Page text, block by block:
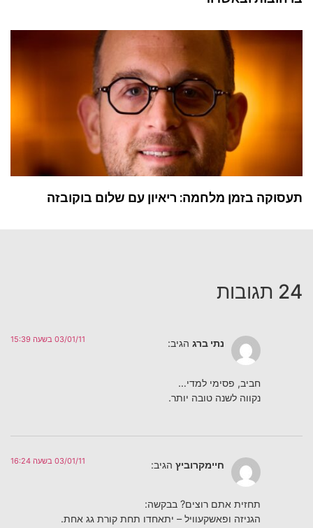
תעסוקה בזמן מלחמה: ריאיון עם שלום בוקובזה
24 תגובות
נתי ברג הגיב: 03/01/11 בשעה 15:39
חביב, פסימי למדי…
נקווה לשנה טובה יותר.
חיימקרוביץ הגיב: 03/01/11 בשעה 16:24
תחזית אתם רוצים? בבקשה:
הגניזה ופאשקעוויל – יתאחדו תחת קורת גג אחת.